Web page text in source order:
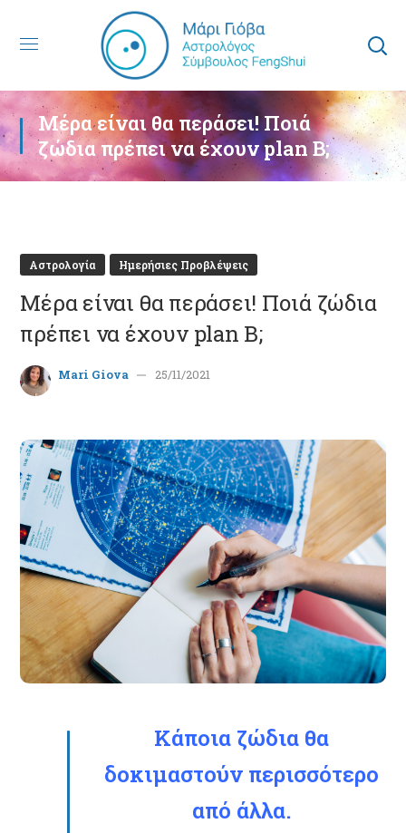
Μέρα είναι θα περάσει! Ποιά
ζώδια πρέπει να έχουν plan B;
Αστρολογία Ημερήσιες Προβλέψεις
Μέρα είναι θα περάσει! Ποιά ζώδια
πρέπει να έχουν plan B;
Mari Giova 25/11/2021
Κάποια ζώδια θα
δοκιμαστούν περισσότερο
από άλλα.